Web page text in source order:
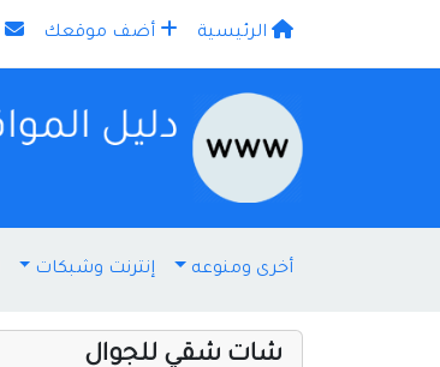
الرئيسية أضف موقعك
أخرى ومنوعه إنترنت وشبكات
شات شقي للجوال